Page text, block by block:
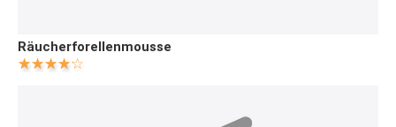
Räucherforellenmousse